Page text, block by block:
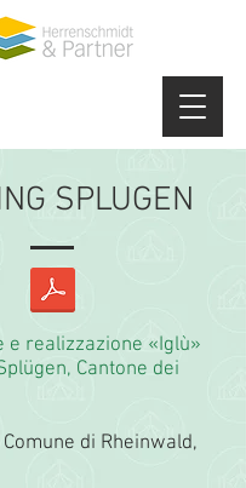
SPLUGEN
e realizzazione «Iglù»
Cantone dei
di Rheinwald,